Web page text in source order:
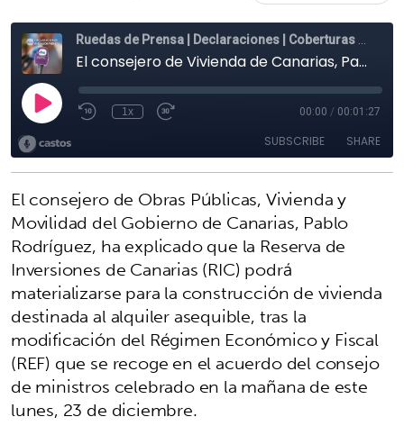
El consejero de Obras Públicas, Vivienda y
Movilidad del Gobierno de Canarias, Pablo
Rodríguez, ha explicado que la Reserva de
Inversiones de Canarias (RIC) podrá
materializarse para la construcción de vivienda
destinada al alquiler asequible, tras la
modificación del Régimen Económico y Fiscal
(REF) que se recoge en el acuerdo del consejo
de ministros celebrado en la mañana de este
lunes, 23 de diciembre.